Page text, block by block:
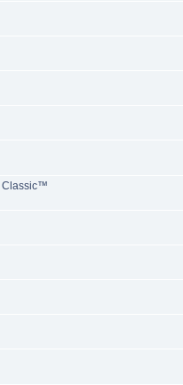
Classic™